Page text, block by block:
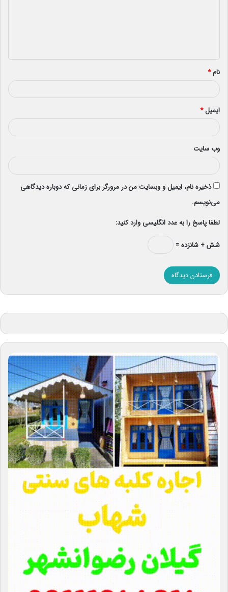
*
نام*
ایمیل*
وب‌ سایت
ذخیره نام، ایمیل و وبسایت من در مرورگر برای زمانی که دوباره دیدگاهی
می‌نویسم.
لطفا پاسخ را به عدد انگلیسی وارد کنید:
شش + شانزده =